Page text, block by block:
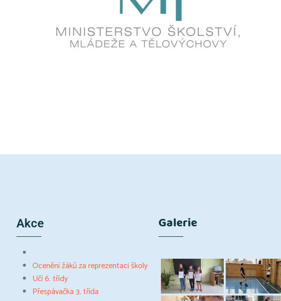
Akce
Ocenění žáků za reprezentaci školy
Učí 6. třídy
Přespávačka 3. třída
Galerie